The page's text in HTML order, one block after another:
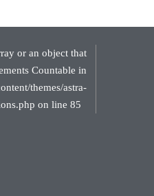
or an object that
Countable in
themes/astra-
on line 85